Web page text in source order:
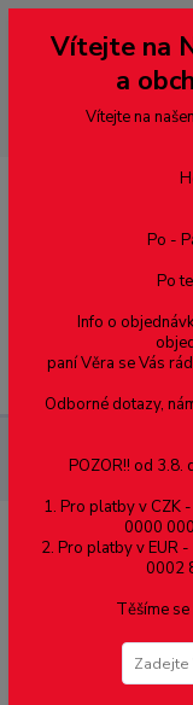
--- pro zákazníky ze
přepněte si e-shop na
dobírky – pokud si z
domluvě zaslána
případě bude
stromečky
Jehličnaté
Jehličnaté
Vítejte na
a
Vítejte na
Po -
Po
Info o
paní Věra se Vás
Odborné dotazy,
POZOR!! od 3.8.
1. Pro platby v CZK
0000
2. Pro platby v EUR
0002
Těšíme se